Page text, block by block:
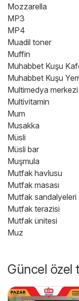
Mozzarella
MP3
MP4
Muadil toner
Muffin
Muhabbet Kuşu
Muhabbet Kuşu
Multimedya merkezi
Multivitamin
Mum
Musakka
Müsli
Müsli bar
Muşmula
Mutfak havlusu
Mutfak masası
Mutfak sandalyeleri
Mutfak terazisi
Mutfak ünitesi
Muz
Güncel özel